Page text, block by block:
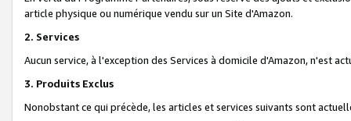
article physique ou numérique vendu sur un Site d'Amazon.
2. Services
Aucun service, à l'exception des Services à domicile d'Amazon, n'est
3. Produits Exclus
Nonobstant ce qui précède, les articles et services suivants sont